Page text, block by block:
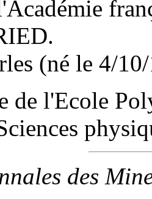
(né le 4/
de l'Ecole
des